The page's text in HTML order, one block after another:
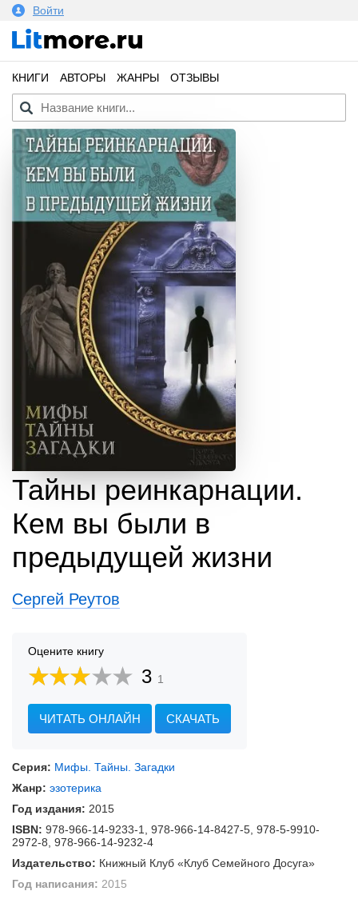
Войти
КНИГИ АВТОРЫ ЖАНРЫ ОТЗЫВЫ
Тайны реинкарнации.
Кем вы были в
предыдущей жизни
Сергей Реутов
Оцените книгу
3 1
ЧИТАТЬ ОНЛАЙН СКАЧАТЬ
Серия: Мифы. Тайны. Загадки
Жанр: эзотерика
Год издания: 2015
ISBN: 978-966-14-9233-1, 978-966-14-8427-5, 978-5-9910-
2972-8, 978-966-14-9232-4
Издательство: Книжный Клуб «Клуб Семейного Досуга»
Год написания: 2015